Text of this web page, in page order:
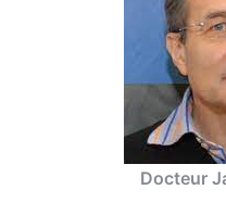
Docteur